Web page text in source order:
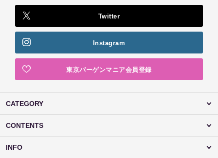
Twitter
Instagram
東京バーゲンマニア会員登録
CATEGORY
CONTENTS
INFO